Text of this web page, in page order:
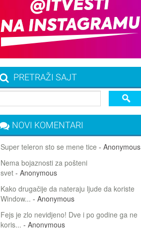
PRETRAŽI SAJT
NOVI KOMENTARI
Super teleron sto se mene tice - Anonymous
Nema bojaznosti za pošteni
svet - Anonymous
Kako drugačije da nateraju ljude da koriste
Window... - Anonymous
Fejs je zlo nevidjeno! Dve i po godine ga ne
koris... - Anonymous